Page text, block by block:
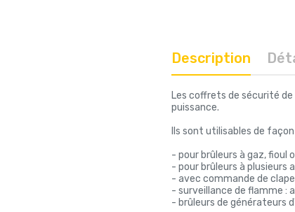
Description
Les coffrets de sécurité
puissance.
Ils sont utilisables de
- pour brûleurs à gaz, fioul
- pour brûleurs à
- avec commande de
- surveillance de flamme :
- brûleurs de générateurs